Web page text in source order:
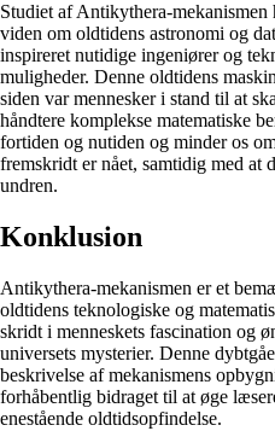
Studiet af Antikythera-
viden om oldtidens astronomi og
inspireret nutidige ingeniører og
muligheder. Denne oldtidens
siden var mennesker i stand til at
håndtere komplekse matematiske
fortiden og nutiden og minder os
fremskridt er nået, samtidig med at
undren.
Konklusion
Antikythera-mekanismen er et
oldtidens teknologiske og
skridt i menneskets fascination og
universets mysterier. Denne
beskrivelse af mekanismens
forhåbentlig bidraget til at øge
enestående oldtidsopfindelse.